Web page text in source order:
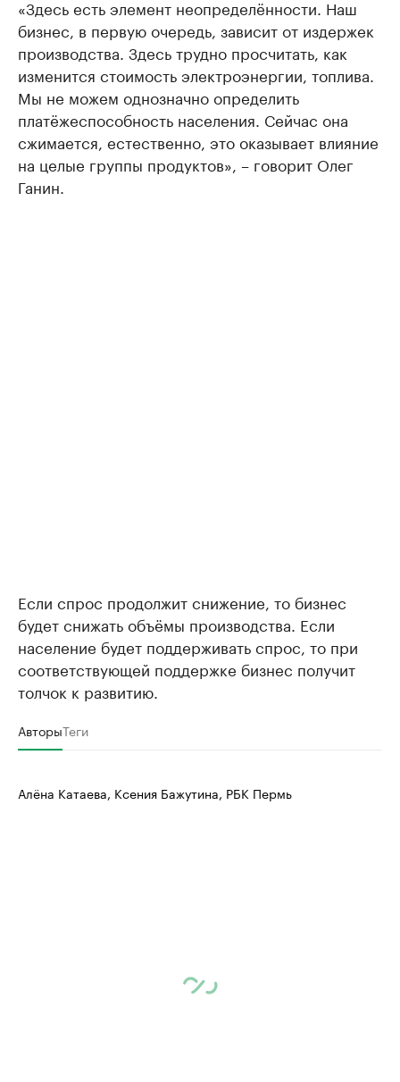
«Здесь есть элемент неопределённости. Наш
бизнес, в первую очередь, зависит от издержек
производства. Здесь трудно просчитать, как
изменится стоимость электроэнергии, топлива.
Мы не можем однозначно определить
платёжеспособность населения. Сейчас она
сжимается, естественно, это оказывает влияние
на целые группы продуктов», – говорит Олег
Ганин.
Если спрос продолжит снижение, то бизнес
будет снижать объёмы производства. Если
население будет поддерживать спрос, то при
соответствующей поддержке бизнес получит
толчок к развитию.
АвторыТеги
Алёна Катаева, Ксения Бажутина, РБК Пермь